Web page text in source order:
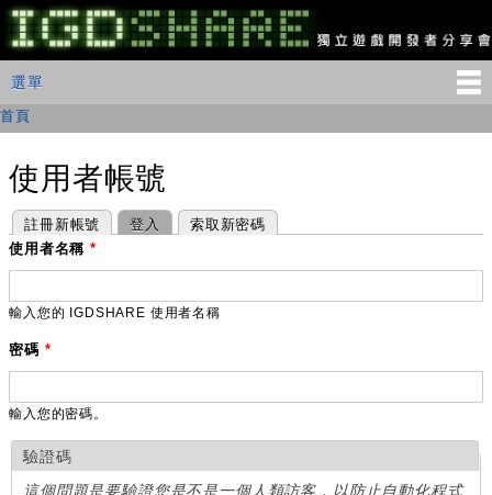
移
至
主
IGDSHARE
獨
遊
發
享
會
主選單
選單
您在這裡
首頁
使用者帳號
主要索引標籤
註冊新帳號 登入
(作用中頁籤) 索取新密碼
使用者名稱*
輸入您的 IGDSHARE 使用者名稱
密碼 *
輸入您的密碼。
驗證碼
這個問題是要驗證您是不是一個人類訪客，以防止自動化程式